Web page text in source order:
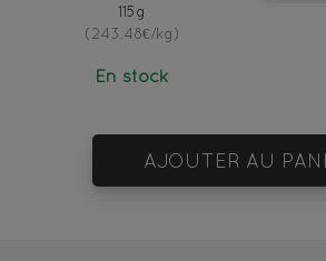
115g
(243.48€/kg)
En stock
AJOUTER AU